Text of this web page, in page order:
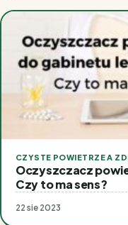
CZYSTE POWIETRZE A
Oczyszczacz
Czy to ma sens?
22 sie 2023